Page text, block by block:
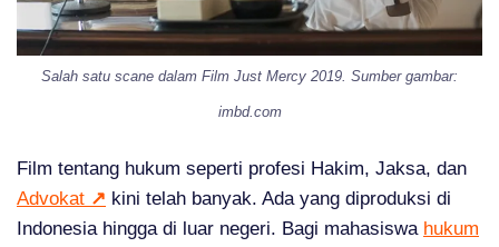
Salah satu scane dalam Film Just Mercy 2019. Sumber gambar:
imbd.com
Film tentang hukum seperti profesi Hakim, Jaksa, dan
Advokat ↗ kini telah banyak. Ada yang diproduksi di
Indonesia hingga di luar negeri. Bagi mahasiswa hukum